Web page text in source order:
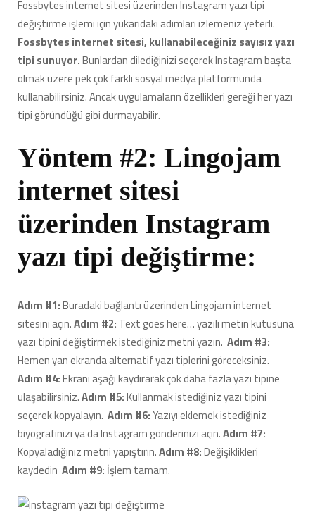
Fossbytes internet sitesi üzerinden Instagram yazı tipi
değiştirme işlemi için yukarıdaki adımları izlemeniz yeterli.
Fossbytes internet sitesi, kullanabileceğiniz sayısız yazı
tipi sunuyor.Bunlardan dilediğinizi seçerek Instagram başta
olmak üzere pek çok farklı sosyal medya platformunda
kullanabilirsiniz. Ancak uygulamaların özellikleri gereği her yazı
tipi göründüğü gibi durmayabilir.
Yöntem #2: Lingojam
internet sitesi
üzerinden Instagram
yazı tipi değiştirme:
Adım #1:Buradaki bağlantı üzerinden Lingojam internet
sitesini açın.Adım #2:Text goes here… yazılı metin kutusuna
yazı tipini değiştirmek istediğiniz metni yazın. Adım #3:
Hemen yan ekranda alternatif yazı tiplerini göreceksiniz.
Adım #4:Ekranı aşağı kaydırarak çok daha fazla yazı tipine
ulaşabilirsiniz.Adım #5:Kullanmak istediğiniz yazı tipini
seçerek kopyalayın. Adım #6:Yazıyı eklemek istediğiniz
biyografinizi ya da Instagram gönderinizi açın.Adım #7:
Kopyaladığınız metni yapıştırın.Adım #8:Değişiklikleri
kaydedin Adım #9:İşlem tamam.